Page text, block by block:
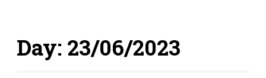
Day: 23/06/2023